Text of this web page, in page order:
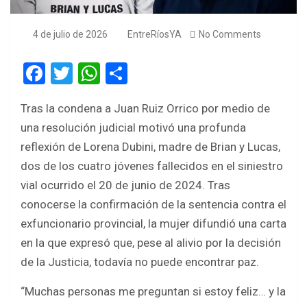
4 de julio de 2026 EntreRíosYA No Comments
F
ce
b
o
o
k
T
tt
er
W
at
s
A
p
p
ar
e
Tras la condena a Juan Ruiz Orrico por medio de
una resolución judicial motivó una profunda
reflexión de Lorena Dubini, madre de Brian y Lucas,
dos de los cuatro jóvenes fallecidos en el siniestro
vial ocurrido el 20 de junio de 2024. Tras
conocerse la confirmación de la sentencia contra el
exfuncionario provincial, la mujer difundió una carta
en la que expresó que, pese al alivio por la decisión
de la Justicia, todavía no puede encontrar paz.
“Muchas personas me preguntan si estoy feliz… y la